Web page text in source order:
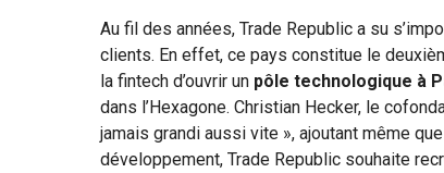
Au fil des années, Trade Republic a su
clients. En effet, ce pays constitue le
la fintech d’ouvrir un pôle technologique à
dans l’Hexagone. Christian Hecker, le
jamais grandi aussi vite », ajoutant même
développement, Trade Republic souhaite